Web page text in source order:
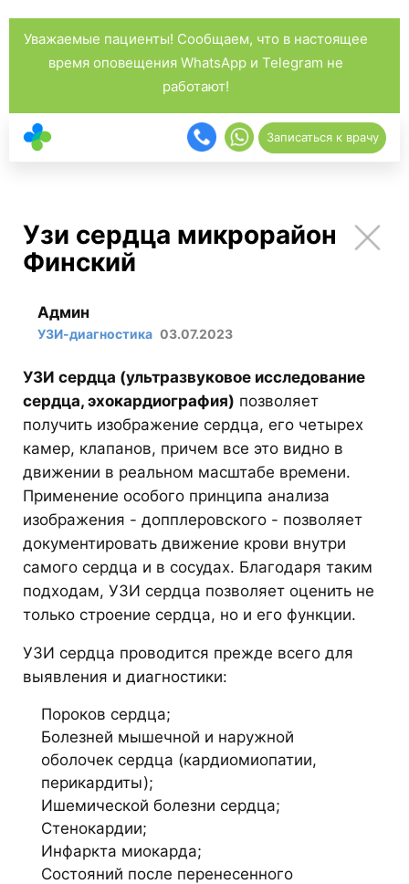
Уважаемые пациенты! Сообщаем, что в настоящее
время оповещения WhatsApp и Telegram не
работают!
Записаться к врачу
Узи сердца микрорайон
Финский
Админ
УЗИ-диагностика 03.07.2023
УЗИ сердца (ультразвуковое исследование
сердца, эхокардиография) позволяет
получить изображение сердца, его четырех
камер, клапанов, причем все это видно в
движении в реальном масштабе времени.
Применение особого принципа анализа
изображения - допплеровского - позволяет
документировать движение крови внутри
самого сердца и в сосудах. Благодаря таким
подходам, УЗИ сердца позволяет оценить не
только строение сердца, но и его функции.
УЗИ сердца проводится прежде всего для
выявления и диагностики:
Пороков сердца;
Болезней мышечной и наружной
оболочек сердца (кардиомиопатии,
перикардиты);
Ишемической болезни сердца;
Стенокардии;
Инфаркта миокарда;
Состояний после перенесенного